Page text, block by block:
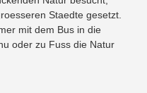
Staedte gesetzt.
mit dem Bus in die
oder zu Fuss die Natur